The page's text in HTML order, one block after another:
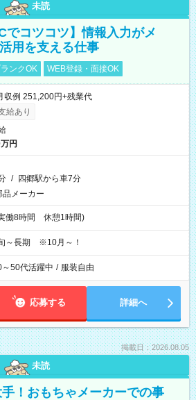
未読
でコツコツ】情報入力がメ
用を支える仕事
ンクOK WEB登録・面接OK
例 251,200円+残業代
給あり
円
/ 四郷駅から車7分
品メーカー
働8時間 休憩1時間)
～長期 ※10月～！
～50代活躍中 / 服装自由
応募する 詳細へ
掲載日：2026.08.05
未読
！おもちゃメーカーでの事